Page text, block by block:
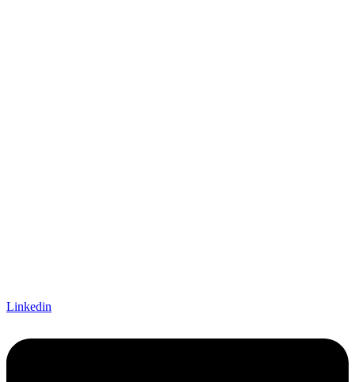
Linkedin